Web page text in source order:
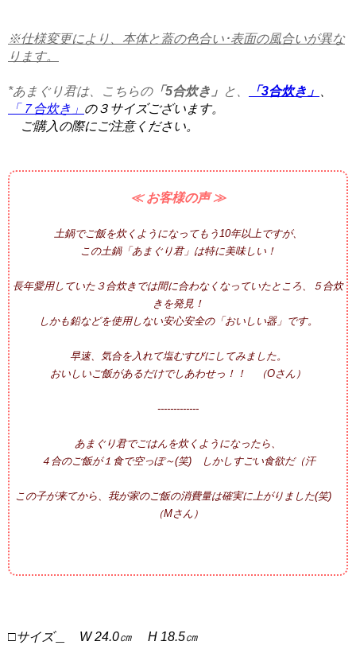
※仕様変更により、本体と蓋の色合い･表面の風合いが異な
ります。
*あまぐり君は、こちらの「5合炊き」 と、 「3合炊き」 、
「７合炊き」 の３サイズございます。
ご購入の際にご注意ください。
≪ お客様の声 ≫
土鍋でご飯を炊くようになってもう10年以上ですが、
この土鍋「あまぐり君」は特に美味しい！
長年愛用していた３合炊きでは間に合わなくなっていたところ、５合炊
きを発見！
しかも鉛などを使用しない安心安全の「おいしい器」です。
早速、気合を入れて塩むすびにしてみました。
おいしいご飯があるだけでしあわせっ！！ （Oさん）
-------------
あまぐり君でごはんを炊くようになったら、
４合のご飯が１食で空っぽ～(笑) しかしすごい食欲だ（汗
この子が来てから、我が家のご飯の消費量は確実に上がりました(笑)
（Mさん）
□サイズ＿ W 24.0㎝ H 18.5㎝